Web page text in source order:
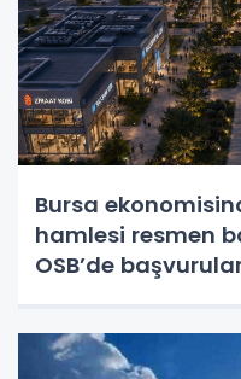
Bursa
hamlesi resmen
OSB’de